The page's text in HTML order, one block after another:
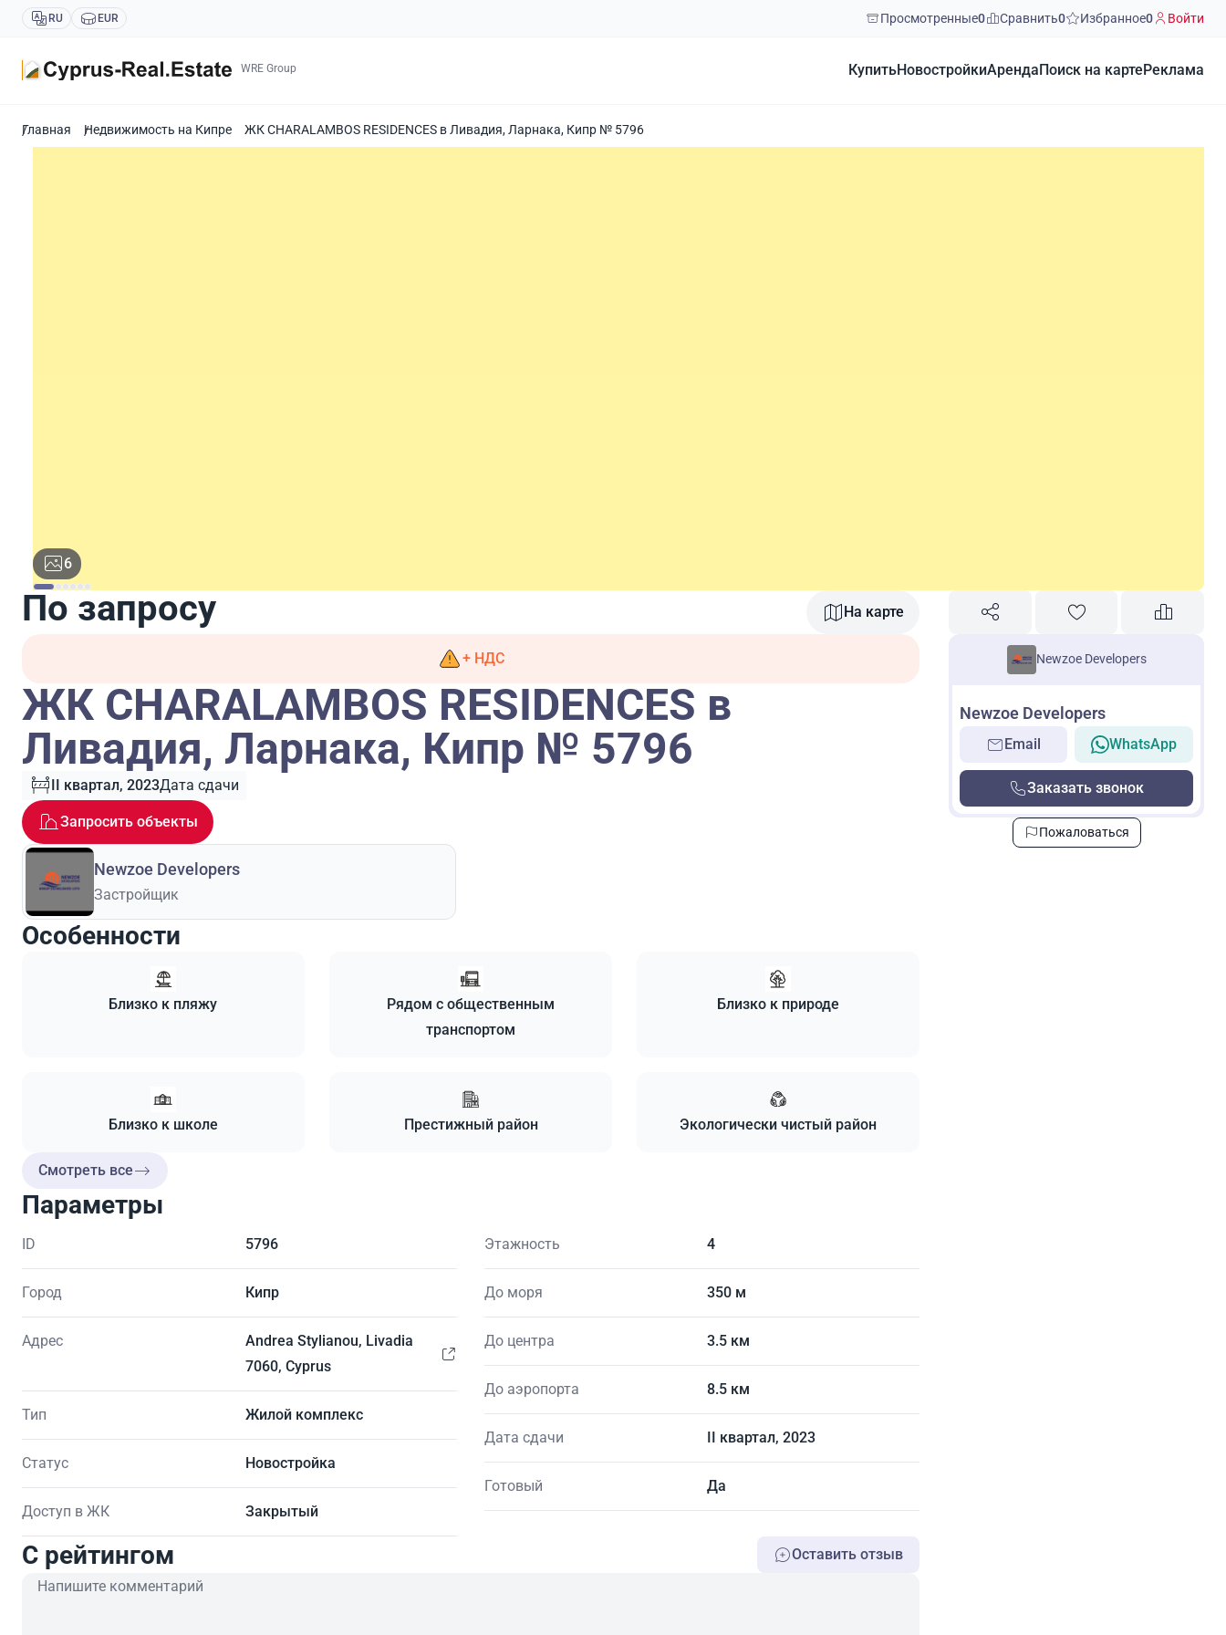
RU EUR Просмотренные0 Сравнить0 Избранное0 Войти
WRE Group КупитьНовостройкиАренда Поиск на карте Реклама
Главная Недвижимость на Кипре ЖК CHARALAMBOS RESIDENCES в Ливадия, Ларнака, Кипр № 5796
6
По запросу На карте
+ НДС
ЖК CHARALAMBOS RESIDENCES в
Ливадия, Ларнака, Кипр № 5796
II квартал, 2023Дата сдачи
Запросить объекты
Newzoe Developers
Застройщик
Особенности
Близко к пляжу
Рядом с общественным
транспортом
Близко к природе
Близко к школе Престижный район Экологически чистый район
Смотреть все
Параметры
ID 5796
Город Кипр
Адрес
Andrea Stylianou, Livadia
7060, Cyprus
Тип Жилой комплекс
Статус Новостройка
Доступ в ЖК Закрытый
Этажность 4
До моря 350 м
До центра 3.5 км
До аэропорта 8.5 км
Дата сдачи II квартал, 2023
Готовый Да
C рейтингом Оставить отзыв
Newzoe Developers
Newzoe Developers
Email WhatsApp
Заказать звонок
Пожаловаться